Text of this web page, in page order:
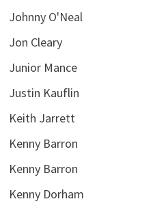
Johnny O'Neal
Jon Cleary
Junior Mance
Justin Kauflin
Keith Jarrett
Kenny Barron
Kenny Barron
Kenny Dorham